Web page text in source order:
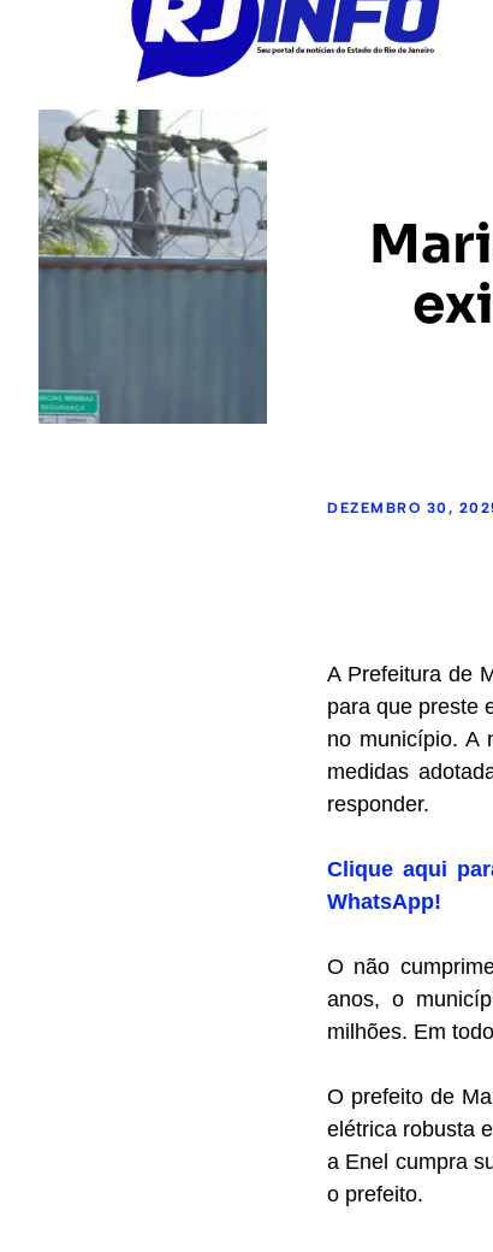
DEZEMBRO 30,
A Prefeitura de
para que preste
no município. A
medidas
responder.
Clique aqui
WhatsApp!
O não
anos, o
milhões. Em
O prefeito de
elétrica robusta
a Enel cumpra
o prefeito.